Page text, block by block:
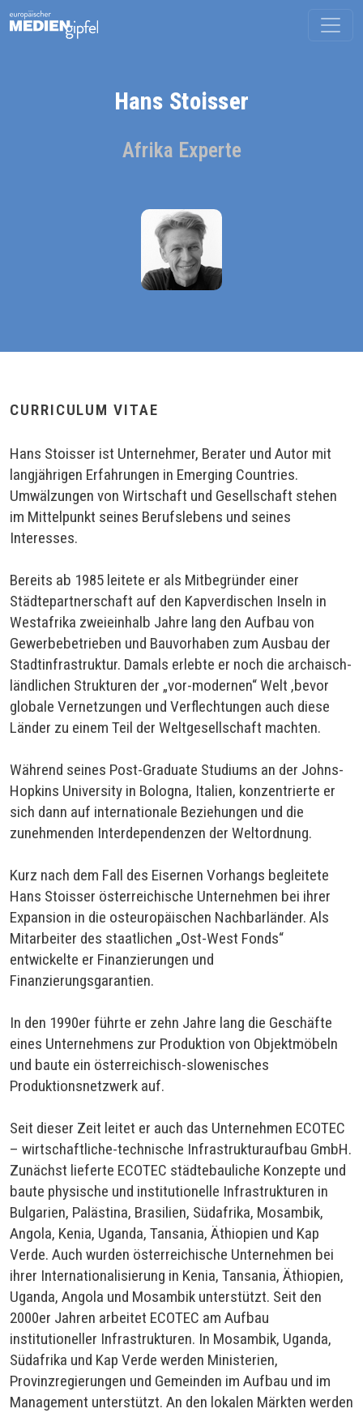
Hans Stoisser
Afrika Experte
CURRICULUM VITAE
Hans Stoisser ist Unternehmer, Berater und Autor mit
langjährigen Erfahrungen in Emerging Countries.
Umwälzungen von Wirtschaft und Gesellschaft stehen
im Mittelpunkt seines Berufslebens und seines
Interesses.
Bereits ab 1985 leitete er als Mitbegründer einer
Städtepartnerschaft auf den Kapverdischen Inseln in
Westafrika zweieinhalb Jahre lang den Aufbau von
Gewerbebetrieben und Bauvorhaben zum Ausbau der
Stadtinfrastruktur. Damals erlebte er noch die archaisch-
ländlichen Strukturen der „vor-modernen“ Welt ,bevor
globale Vernetzungen und Verflechtungen auch diese
Länder zu einem Teil der Weltgesellschaft machten.
Während seines Post-Graduate Studiums an der Johns-
Hopkins University in Bologna, Italien, konzentrierte er
sich dann auf internationale Beziehungen und die
zunehmenden Interdependenzen der Weltordnung.
Kurz nach dem Fall des Eisernen Vorhangs begleitete
Hans Stoisser österreichische Unternehmen bei ihrer
Expansion in die osteuropäischen Nachbarländer. Als
Mitarbeiter des staatlichen „Ost-West Fonds“
entwickelte er Finanzierungen und
Finanzierungsgarantien.
In den 1990er führte er zehn Jahre lang die Geschäfte
eines Unternehmens zur Produktion von Objektmöbeln
und baute ein österreichisch-slowenisches
Produktionsnetzwerk auf.
Seit dieser Zeit leitet er auch das Unternehmen ECOTEC
– wirtschaftliche-technische Infrastrukturaufbau GmbH.
Zunächst lieferte ECOTEC städtebauliche Konzepte und
baute physische und institutionelle Infrastrukturen in
Bulgarien, Palästina, Brasilien, Südafrika, Mosambik,
Angola, Kenia, Uganda, Tansania, Äthiopien und Kap
Verde. Auch wurden österreichische Unternehmen bei
ihrer Internationalisierung in Kenia, Tansania, Äthiopien,
Uganda, Angola und Mosambik unterstützt. Seit den
2000er Jahren arbeitet ECOTEC am Aufbau
institutioneller Infrastrukturen. In Mosambik, Uganda,
Südafrika und Kap Verde werden Ministerien,
Provinzregierungen und Gemeinden im Aufbau und im
Management unterstützt. An den lokalen Märkten werden